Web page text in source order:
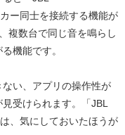
ー同士を接続する機能が
複数台で同じ音を鳴らし
機能です。
い、アプリの操作性が
受けられます。「JBL
、気にしておいたほうが